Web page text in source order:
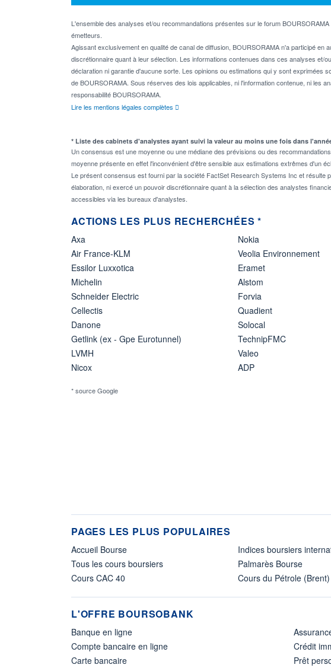
L'ensemble des analyses et/ou recommandations présentes sur le forum
émetteurs.
Agissant exclusivement en qualité de canal de diffusion, BOURSORAMA n'a participé en
discrétionnaire quant à leur sélection. Les informations contenues dans ces analyses et/
déclaration ni garantie d'aucune sorte. Les opinions ou estimations qui y sont exprimées
de BOURSORAMA. Sous réserves des lois applicables, ni l'information contenue, ni les
responsabilité BOURSORAMA.
Lire les mentions légales complètes
* Liste des cabinets d'analystes ayant suivi la valeur au moins une fois dans
Un consensus est une moyenne ou une médiane des prévisions ou des
moyenne présente en effet l'inconvénient d'être sensible aux estimations extrêmes d'un
Le présent consensus est fourni par la société FactSet Research Systems Inc et
élaboration, ni exercé un pouvoir discrétionnaire quant à la sélection des analystes
accessibles via les bureaux d'analystes.
ACTIONS LES PLUS RECHERCHÉES *
Axa
Air France-KLM
Essilor Luxxotica
Michelin
Schneider Electric
Cellectis
Danone
Getlink (ex - Gpe Eurotunnel)
LVMH
Nicox
Nokia
Veolia Environnement
Eramet
Alstom
Forvia
Quadient
Solocal
TechnipFMC
Valeo
ADP
* source Google
PAGES LES PLUS POPULAIRES
Accueil Bourse
Tous les cours boursiers
Cours CAC 40
Indices boursiers
Palmarès Bourse
Cours du Pétrole (Brent)
L'OFFRE BOURSOBANK
Banque en ligne
Compte bancaire en ligne
Carte bancaire
Crédit
Prêt